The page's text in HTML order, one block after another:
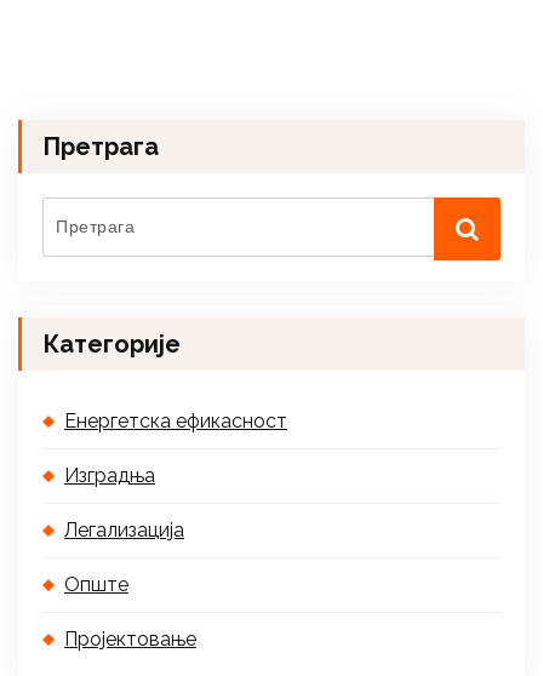
Претрага
Категорије
Енергетска ефикасност
Изградња
Легализација
Опште
Пројектовање